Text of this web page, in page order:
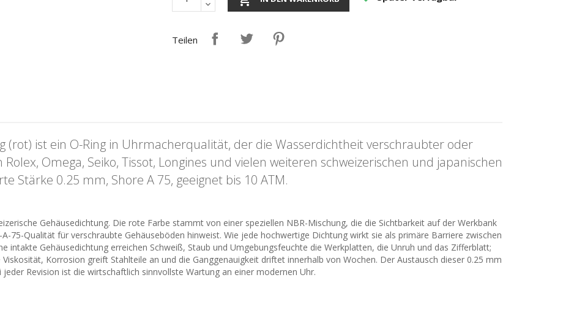
Teilen
(rot) ist ein O-Ring in Uhrmacherqualität, der die Wasserdichtheit verschraubter oder
Omega, Seiko, Tissot, Longines und vielen weiteren schweizerischen und japanischen
Stärke 0.25 mm, Shore A 75, geeignet bis 10 ATM.
Gehäusedichtung. Die rote Farbe stammt von einer speziellen NBR-Mischung, die die Sichtbarkeit auf der Werkbank
75-Qualität für verschraubte Gehäuseböden hinweist. Wie jede hochwertige Dichtung wirkt sie als primäre Barriere zwischen
intakte Gehäusedichtung erreichen Schweiß, Staub und Umgebungsfeuchte die Werkplatten, die Unruh und das Zifferblatt;
Korrosion greift Stahlteile an und die Ganggenauigkeit driftet innerhalb von Wochen. Der Austausch dieser 0.25 mm
Revision ist die wirtschaftlich sinnvollste Wartung an einer modernen Uhr.